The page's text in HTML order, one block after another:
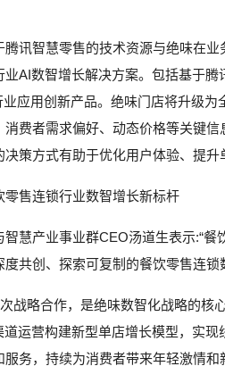
讯智慧零售的技术资源与绝味在
AI数智增长解决方案。包括基于
应用创新产品。绝味门店将升级
费者需求偏好、动态价格等关键
策方式有助于优化用户体验、提升
售连锁行业数智增长新标杆
慧产业事业群CEO汤道生表示:“
共创、探索可复制的餐饮零售连
战略合作，是绝味数智化战略的核
运营构建新型单店增长模型，实
务，持续为消费者带来年轻激情和